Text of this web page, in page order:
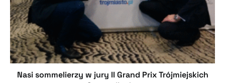
Nasi sommelierzy w jury II Grand Prix Trójmiejskich